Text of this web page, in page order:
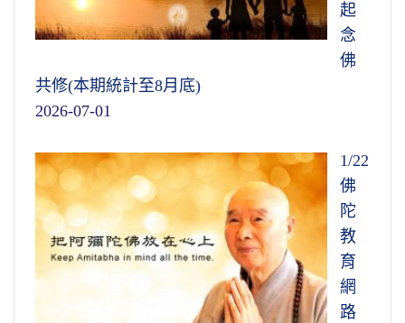
起
念
佛
共修(本期統計至8月底)
2026-07-01
1/22
佛
陀
教
育
網
路